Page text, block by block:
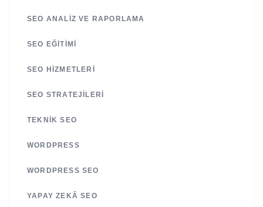
SEO ANALIZ VE RAPORLAMA
SEO EĞITIMI
SEO HIZMETLERI
SEO STRATEJILERI
TEKNIK SEO
WORDPRESS
WORDPRESS SEO
YAPAY ZEKÂ SEO